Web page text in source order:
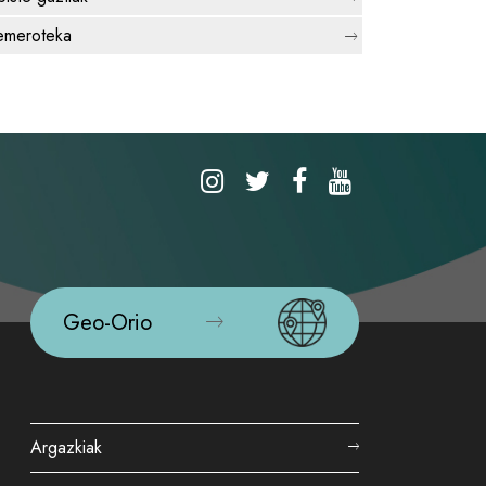
Geo-Orio
Argazkiak